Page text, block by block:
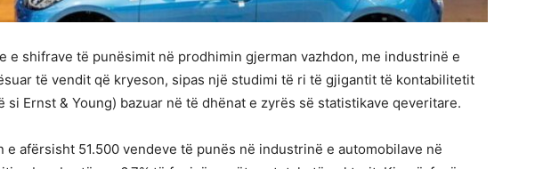
e shifrave të punësimit në prodhimin gjerman vazhdon, me industrinë e
të vendit që kryeson, sipas një studimi të ri të gjigantit të kontabilitetit
si Ernst & Young) bazuar në të dhënat e zyrës së statistikave qeveritare.
e afërsisht 51.500 vendeve të punës në industrinë e automobilave në